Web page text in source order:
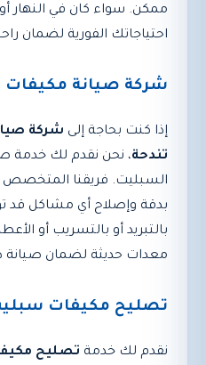
ممكن. سواء كان في النهار أو
احتياجاتك الفورية لضمان
شركة صيانة مكيفات
إذا كنت بحاجة إلى شركة
تندحة، نحن نقدم لك خدمة
السبليت. فريقنا
بدقة وإصلاح أي مشاكل قد
بالتبريد أو بالتسريب أو
معدات حديثة لضمان صيانة
تصليح مكيفات
نقدم لك خدمة تصليح